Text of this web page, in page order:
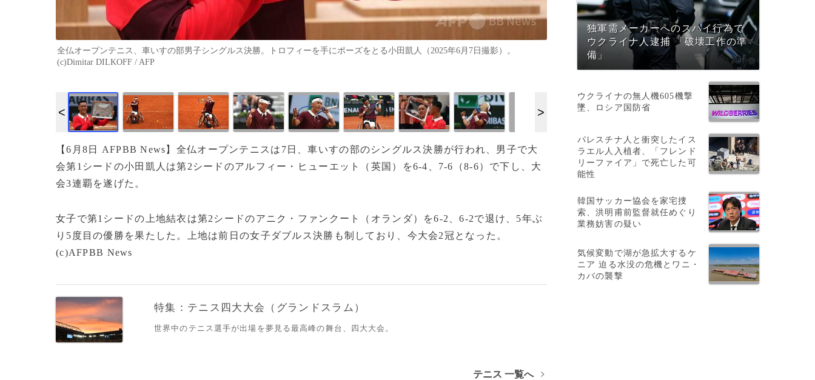
全仏オープンテニス、車いすの部男子シングルス決勝。トロフィーを手にポーズをとる小田凱人（2025年6月7日撮影）。
(c)Dimitar DILKOFF / AFP
【6月8日 AFPBB News】全仏オープンテニスは7日、車いすの部のシングルス決勝が行われ、男子で大
会第1シードの小田凱人は第2シードのアルフィー・ヒューエット（英国）を6-4、7-6（8-6）で下し、大
会3連覇を遂げた。
女子で第1シードの上地結衣は第2シードのアニク・ファンクート（オランダ）を6-2、6-2で退け、5年ぶ
り5度目の優勝を果たした。上地は前日の女子ダブルス決勝も制しており、今大会2冠となった。
(c)AFPBB News
特集：テニス四大大会（グランドスラム）
世界中のテニス選手が出場を夢見る最高峰の舞台、四大大会。
テニス 一覧へ >
独軍需メーカーへのスパイ行為で
ウクライナ人逮捕 「破壊工作の準
備」
ウクライナの無人機605機撃
墜、ロシア国防省
パレスチナ人と衝突したイス
ラエル人入植者、「フレンド
リーファイア」で死亡した可
能性
韓国サッカー協会を家宅捜
索、洪明甫前監督就任めぐり
業務妨害の疑い
気候変動で湖が急拡大するケ
ニア 迫る水没の危機とワニ・
カバの襲撃